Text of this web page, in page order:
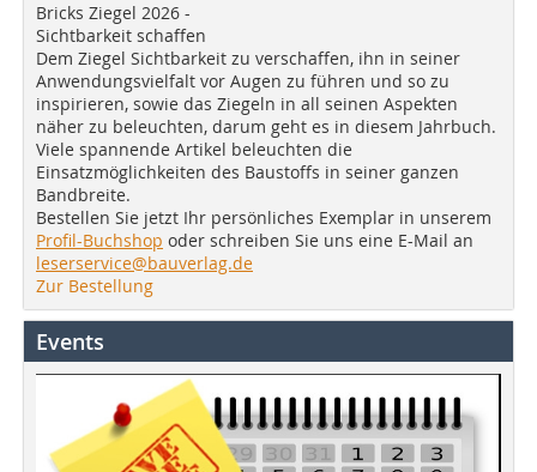
Bricks Ziegel 2026 -
Sichtbarkeit schaffen
Dem Ziegel Sichtbarkeit zu verschaffen, ihn in seiner
Anwendungsvielfalt vor Augen zu führen und so zu
inspirieren, sowie das Ziegeln in all seinen Aspekten
näher zu beleuchten, darum geht es in diesem Jahrbuch.
Viele spannende Artikel beleuchten die
Einsatzmöglichkeiten des Baustoffs in seiner ganzen
Bandbreite.
Bestellen Sie jetzt Ihr persönliches Exemplar in unserem
Profil-Buchshop oder schreiben Sie uns eine E-Mail an
leserservice@bauverlag.de
Zur Bestellung
Events